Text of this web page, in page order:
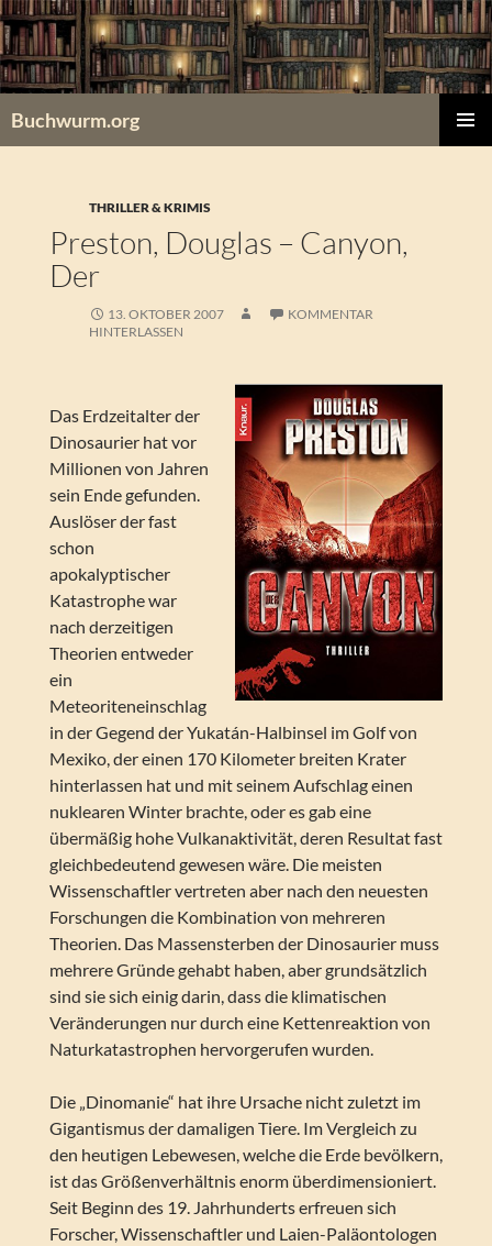
Zum
Inhalt
springen
Buchwurm.org
THRILLER & KRIMIS
Preston, Douglas – Canyon,
Der
13. OKTOBER 2007
KOMMENTAR
HINTERLASSEN
Das Erdzeitalter der
Dinosaurier hat vor
Millionen von Jahren
sein Ende gefunden.
Auslöser der fast
schon
apokalyptischer
Katastrophe war
nach derzeitigen
Theorien entweder
ein
Meteoriteneinschlag
in der Gegend der Yukatán-Halbinsel im Golf von
Mexiko, der einen 170 Kilometer breiten Krater
hinterlassen hat und mit seinem Aufschlag einen
nuklearen Winter brachte, oder es gab eine
übermäßig hohe Vulkanaktivität, deren Resultat fast
gleichbedeutend gewesen wäre. Die meisten
Wissenschaftler vertreten aber nach den neuesten
Forschungen die Kombination von mehreren
Theorien. Das Massensterben der Dinosaurier muss
mehrere Gründe gehabt haben, aber grundsätzlich
sind sie sich einig darin, dass die klimatischen
Veränderungen nur durch eine Kettenreaktion von
Naturkatastrophen hervorgerufen wurden.
Die „Dinomanie“ hat ihre Ursache nicht zuletzt im
Gigantismus der damaligen Tiere. Im Vergleich zu
den heutigen Lebewesen, welche die Erde bevölkern,
ist das Größenverhältnis enorm überdimensioniert.
Seit Beginn des 19. Jahrhunderts erfreuen sich
Forscher, Wissenschaftler und Laien-Paläontologen